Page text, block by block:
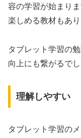
容の学習が始まり
楽しめる教材もあり
タブレット学習の
向上にも繋がるでし
理解しやすい
タブレット学習の